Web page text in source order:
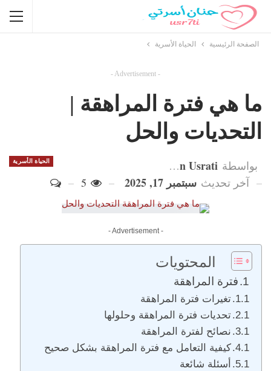
الصفحة الرئيسية الحياة الأسرية
- Advertisement -
ما هي فترة المراهقة |
التحديات والحل
الحياة الأسرية بواسطة Hanan Usrati
آخر تحديث سبتمبر 17, 2025
- Advertisement -
المحتويات
فترة المراهقة
تغيرات فترة المراهقة
تحديات فترة المراهقة وحلولها
نصائح لفترة المراهقة
كيفية التعامل مع فترة المراهقة بشكل صحيح
أسئلة شائعة